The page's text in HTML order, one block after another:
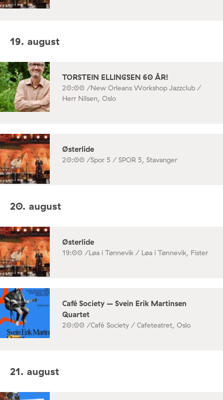
19. august
TORSTEIN ELLINGSEN 60 ÅR!
20:00 /New Orleans Workshop Jazzclub /
Herr Nilsen, Oslo
Østerlide
20:00 /Spor 5 / SPOR 5, Stavanger
20. august
Østerlide
19:00 /Løa i Tønnevik / Løa i Tønnevik, Fister
Café Society – Svein Erik Martinsen
Quartet
20:00 /Café Society / Cafeteatret, Oslo
21. august